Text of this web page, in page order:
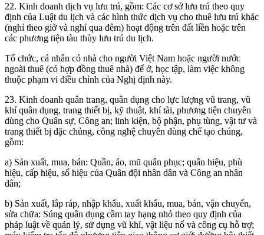
22. Kinh doanh dịch vụ lưu trú, gồm: Các cơ sở lưu trú theo quy
định của Luật du lịch và các hình thức dịch vụ cho thuê lưu trú khác
(nghỉ theo giờ và nghỉ qua đêm) hoạt động trên đất liền hoặc trên
các phương tiện tàu thủy lưu trú du lịch.
Tổ chức, cá nhân có nhà cho người Việt Nam hoặc người nước
ngoài thuê (có hợp đồng thuê nhà) để ở, học tập, làm việc không
thuộc phạm vi điều chỉnh của Nghị định này.
23. Kinh doanh quân trang, quân dụng cho lực lượng vũ trang, vũ
khí quân dụng, trang thiết bị, kỹ thuật, khí tài, phương tiện chuyên
dùng cho Quân sự, Công an; linh kiện, bộ phận, phụ tùng, vật tư và
trang thiết bị đặc chủng, công nghệ chuyên dùng chế tạo chúng,
gồm:
a) Sản xuất, mua, bán: Quần, áo, mũ quân phục; quân hiệu, phù
hiệu, cấp hiệu, số hiệu của Quân đội nhân dân và Công an nhân
dân;
b) Sản xuất, lắp ráp, nhập khẩu, xuất khẩu, mua, bán, vận chuyển,
sửa chữa: Súng quân dụng cầm tay hạng nhỏ theo quy định của
pháp luật về quản lý, sử dụng vũ khí, vật liệu nổ và công cụ hỗ trợ;